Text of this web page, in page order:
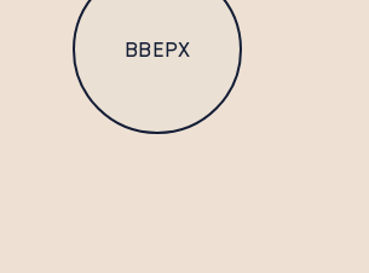
ВВЕРХ